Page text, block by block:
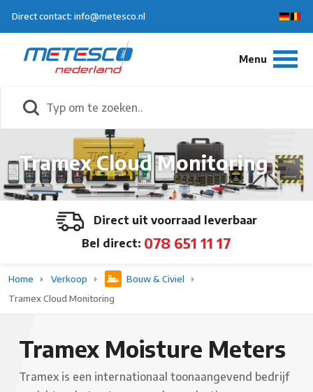
Direct contact: info@metesco.nl
Tramex Cloud Monitoring
Direct uit voorraad leverbaar
Bel direct: 078 651 11 17
Home Verkoop
Bouw & Civiel
Tramex Cloud Monitoring
Tramex Moisture Meters
Tramex is een internationaal toonaangevend bedrijf